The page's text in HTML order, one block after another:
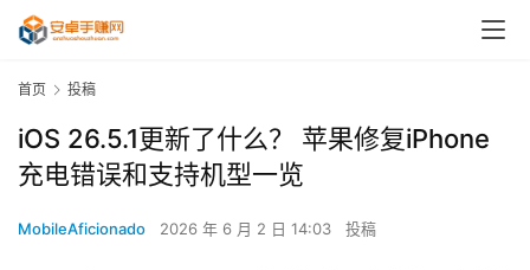
首页 投稿
iOS 26.5.1更新了什么？ 苹果修复iPhone
充电错误和支持机型一览
MobileAficionado 2026 年 6 月 2 日 14:03 投稿